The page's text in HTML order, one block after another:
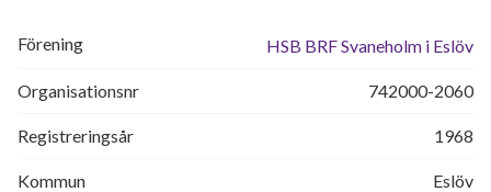
Förening HSB BRF Svaneholm i Eslöv
Organisationsnr 742000-2060
Registreringsår 1968
Kommun Eslöv